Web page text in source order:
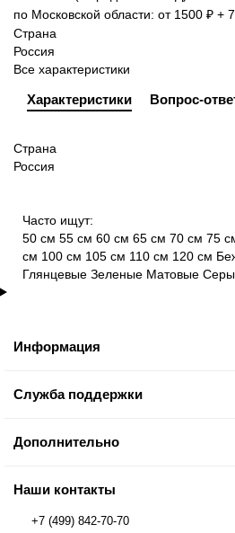
по Московской области: от 1500 ₽ +
Страна
Россия
Все характеристики
Характеристики Вопрос-
Страна
Россия
Часто ищут:
50 см 55 см 60 см 65 см 70 см 75
см 100 см 105 см 110 см 120 см
Глянцевые Зеленые Матовые
Информация
Служба поддержки
Дополнительно
Наши контакты
+7 (499) 842-70-70